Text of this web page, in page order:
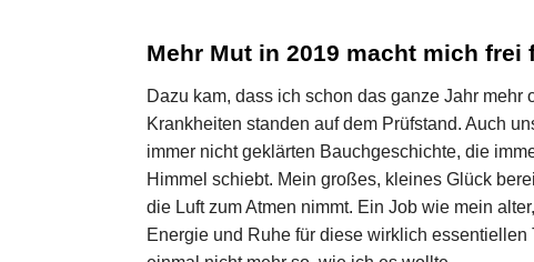
Mehr Mut in 2019 macht mich
Dazu kam, dass ich schon das ganze Jahr
Krankheiten standen auf dem Prüfstand. Auch
immer nicht geklärten Bauchgeschichte, die
Himmel schiebt. Mein großes, kleines Glück
die Luft zum Atmen nimmt. Ein Job wie mein
Energie und Ruhe für diese wirklich